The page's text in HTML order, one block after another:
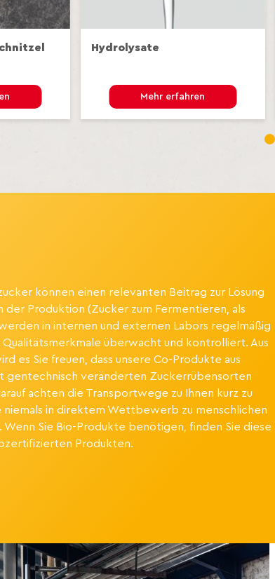
Hydrolysate
Mehr erfahren
1
können einen relevanten Beitrag zur Lösung
der Produktion (Zucker zum Fermentieren, als
in internen und externen Labors regelmäßig
überwacht und kontrolliert. Aus
es Sie freuen, dass unsere Co-Produkte aus
gentechnisch veränderten Zuckerrübensorten
achten die Transportwege zu Ihnen kurz zu
niemals in direktem Wettbewerb zu menschlichen
Sie Bio-Produkte benötigen, finden Sie diese
Produkten.